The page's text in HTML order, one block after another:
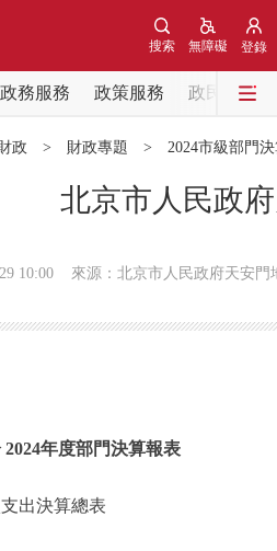
登錄
無障礙
搜索
政務服務 政策服務
政民互動
政 > 財政專題 > 2024市級部門
北京市人民政
10:00 來源：北京市人民政府天安門
年度部門決算報表
出決算總表